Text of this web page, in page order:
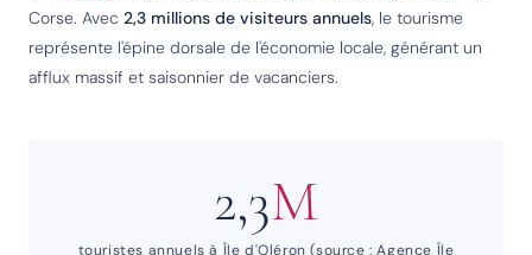
Corse. Avec 2,3 millions de visiteurs annuels, le tourisme
représente l'épine dorsale de l'économie locale, générant un
afflux massif et saisonnier de vacanciers.
2,3M
touristes annuels à Île d'Oléron (source : Agence Île